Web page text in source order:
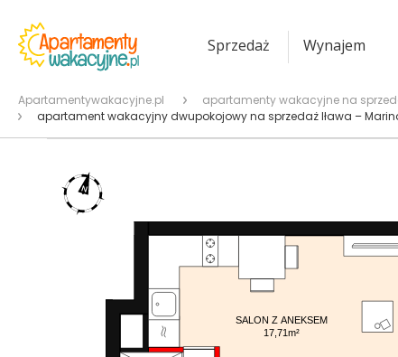
Sprzedaż Wynajem
Apartamentywakacyjne.pl apartamenty wakacyjne na
apartament wakacyjny dwupokojowy na sprzedaż Iława –
SALON Z ANEKSEM
17,71m²